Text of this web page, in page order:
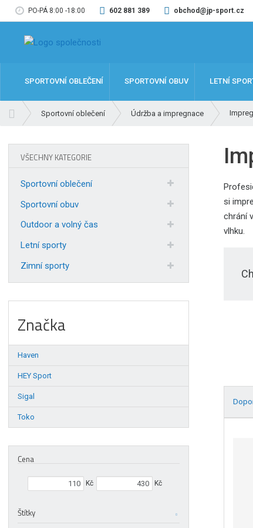
PO-PÁ 8:00 -18:00 602 881 389 obchod@jp-sport.cz
SPORTOVNÍ OBLEČENÍ SPORTOVNÍ OBUV LETNÍ
Sportovní oblečení Údržba a impregnace
si
chrání
vlhku.
VŠECHNY KATEGORIE
Sportovní oblečení
Sportovní obuv
Outdoor a volný čas
Letní sporty
Zimní sporty
Značka
Haven
HEY Sport
Sigal
Toko
Cena
Min. hodnota Kč Max. hodnota Kč
Štítky